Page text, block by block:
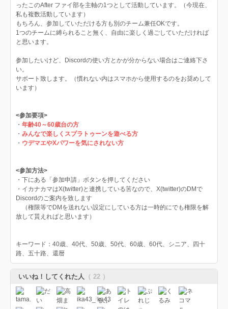
ったこのAfter ファイ部を主軸の1つとして活動しています。（今現在、
私も複数活動しています）
もちろん、参加していただける方も別のチーム兼任OKです。
1つのチームに縛られること無く、自由に楽しく過ごしていただければ
と思います。
参加したいけど、Discordの使い方とかが分からない場合はご連絡下さ
い。
サポート致します。（慣れない内はスマホから使用するのをお奨めして
います）
<参加要項>
・ 年齢40～60歳台の方
・ みんなで楽しくスプラトゥーンを遊べる方
・ ウデマエやXパワーを気にされない方
<参加方法>
・下にある「参加申請」ボタンを押してください
・イカナカマはX(twitter)と連携している筈なので、X(twitter)のDMで
Discordのご案内を致します
（権限等でDMを送れない設定にしている方は一時的にでも権限を解
放して貰えればと思います）
キーワード：40歳、40代、50歳、50代、60歳、60代、シニア、四十
路、五十路、還暦
いいね！してくれた人 （ 22 ）